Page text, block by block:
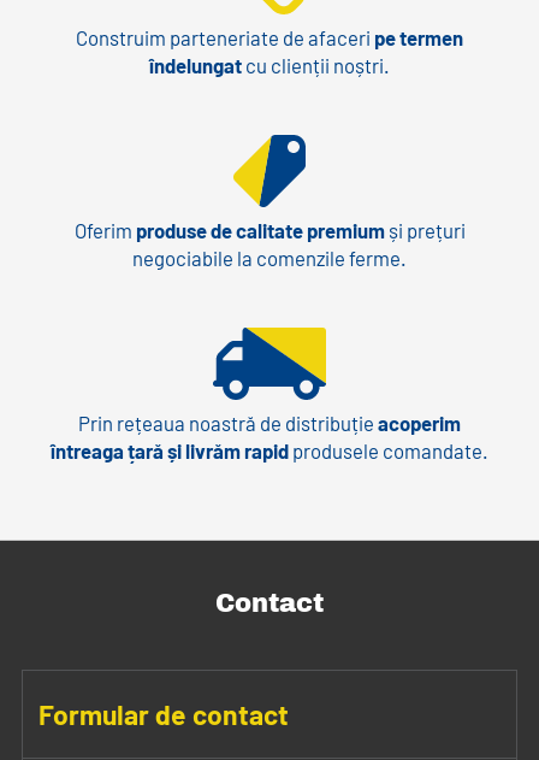
Construim parteneriate de afaceri pe termen
îndelungat cu clienții noștri.
Oferim produse de calitate premiumși prețuri
negociabile la comenzile ferme.
Prin rețeaua noastră de distribuție acoperim
întreaga țară și livrăm rapid produsele comandate.
Contact
Formular de contact